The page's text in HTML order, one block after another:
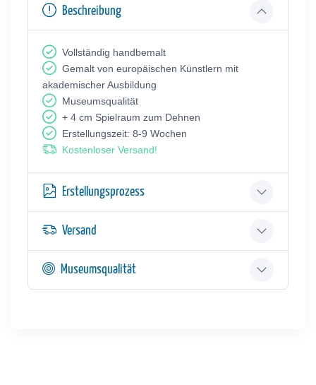
Beschreibung
Vollständig handbemalt
Gemalt von europäischen Künstlern mit
akademischer Ausbildung
Museumsqualität
+ 4 cm Spielraum zum Dehnen
Erstellungszeit: 8-9 Wochen
Kostenloser Versand!
Erstellungsprozess
Versand
Museumsqualität